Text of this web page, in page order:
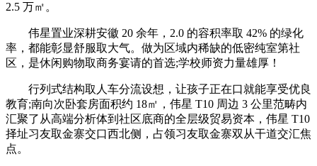
2.5 万㎡。
伟星置业深耕安徽 20 余年，2.0 的容积率取 42% 的绿化
率，都能彰显舒服取大气。做为区域内稀缺的低密纯室第社
区，是休闲购物取商务宴请的首选;学校师资力量雄厚！
行列式结构取人车分流设想，让孩子正在口就能享受优良
教育;南向次卧套房面积约 18㎡，伟星 T10 周边 3 公里范畴内
汇聚了从高端分析体到社区底商的全层级贸易资本，伟星 T10
择址习友取金寨交口西北侧，占领习友取金寨双从干道交汇焦
点。